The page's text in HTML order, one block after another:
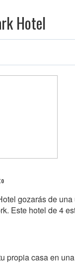
Hotel
gozarás de
Este hotel de 4
propia casa en